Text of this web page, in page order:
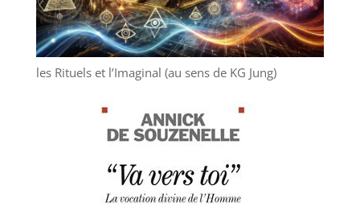
les Rituels et l’Imaginal (au sens de KG Jung)